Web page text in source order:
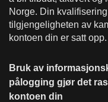
Norge. Din
tilgjengeligheten av
kontoen din er satt opp.
Bruk av
pålogging gjør det
kontoen din